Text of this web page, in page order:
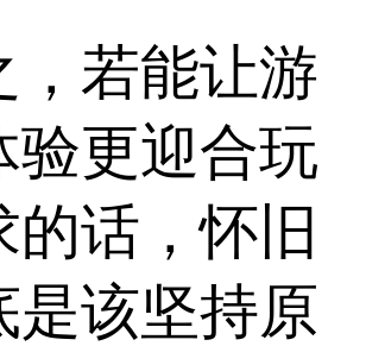
，若能让游
验更迎合玩
的话，怀旧
是该坚持原